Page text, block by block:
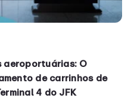
aeroportuárias: O
de carrinhos de
4 do JFK